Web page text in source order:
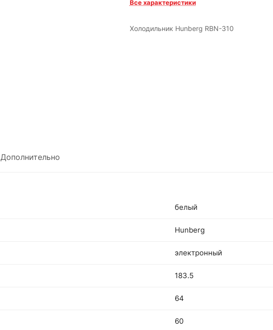
Все характеристики
Холодильник Hunberg RBN-310
Дополнительно
белый
Hunberg
электронный
183.5
64
60